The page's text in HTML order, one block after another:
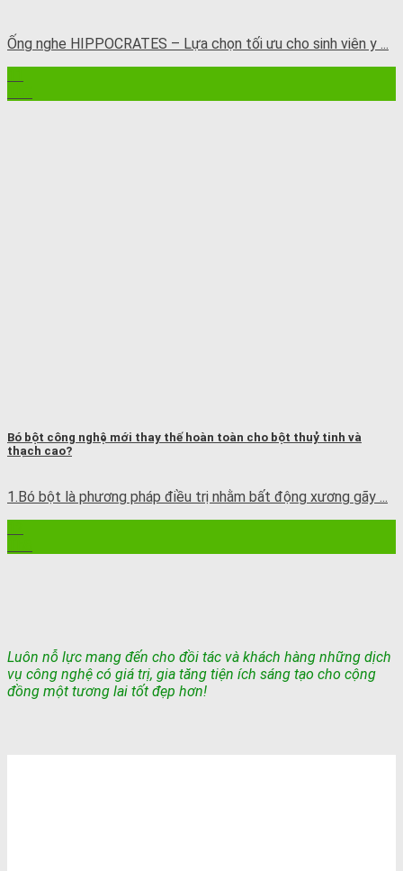
Ống nghe HIPPOCRATES – Lựa chọn tối ưu cho sinh viên y ...
Bó bột công nghệ mới thay thế hoàn toàn cho bột thuỷ tinh và
thạch cao?
1.Bó bột là phương pháp điều trị nhằm bất động xương gãy ...
Luôn nỗ lực mang đến cho đồi tác và khách hàng những dịch
vụ công nghệ có giá trị, gia tăng tiện ích sáng tạo cho cộng
đồng một tương lai tốt đẹp hơn!